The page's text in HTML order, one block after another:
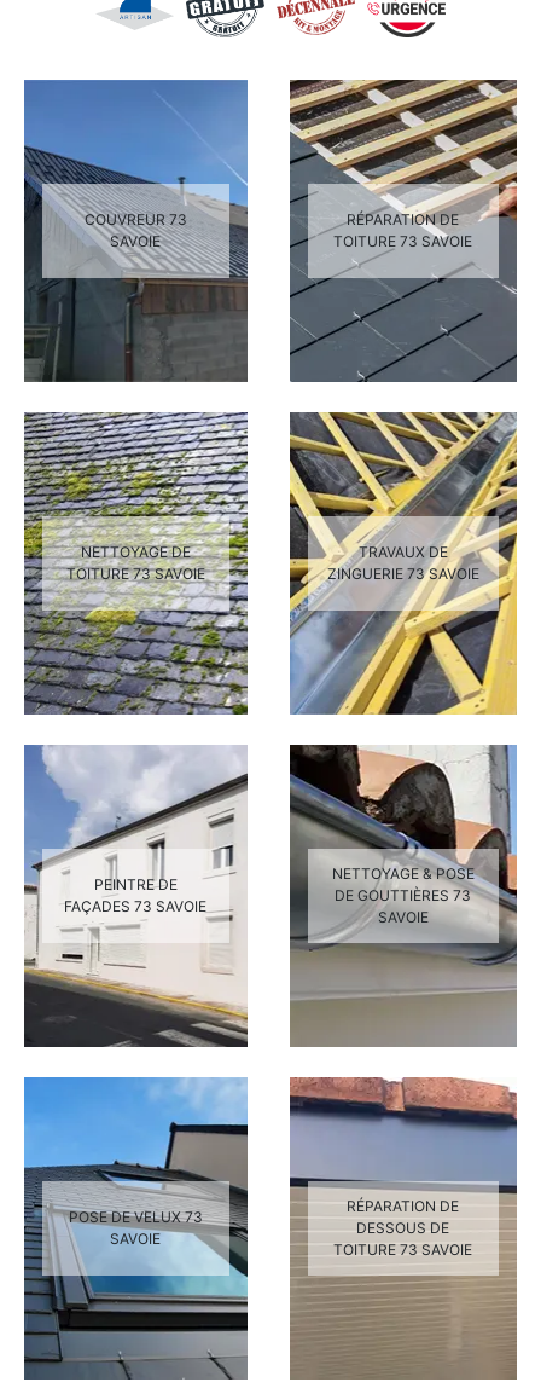
COUVREUR 73
SAVOIE
RÉPARATION DE
TOITURE 73 SAVOIE
NETTOYAGE DE
TOITURE 73 SAVOIE
TRAVAUX DE
ZINGUERIE 73 SAVOIE
PEINTRE DE
FAÇADES 73 SAVOIE
NETTOYAGE & POSE
DE GOUTTIÈRES 73
SAVOIE
POSE DE VELUX 73
SAVOIE
RÉPARATION DE
DESSOUS DE
TOITURE 73 SAVOIE